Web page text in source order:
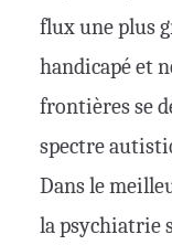
flux une plus
handicapé et
frontières se
spectre
Dans le
la psychiatrie